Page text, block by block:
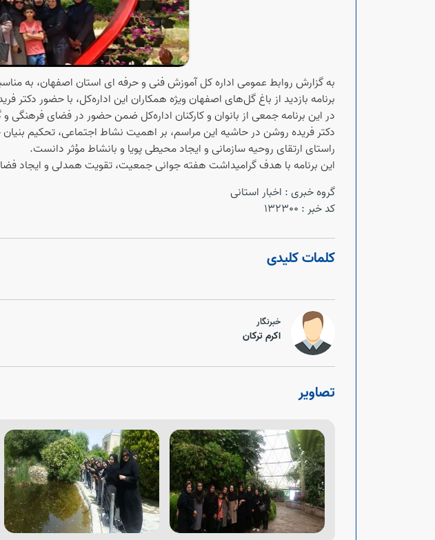
به گزارش روابط عمومی اداره کل آموزش فنی و حرفه ای استان اصفهان، به
برنامه بازدید از باغ گل‌های اصفهان ویژه همکاران این اداره‌کل، با حضور
در این برنامه جمعی از بانوان و کارکنان اداره‌کل ضمن حضور در فضای
دکتر فریده روشن در حاشیه این مراسم، بر اهمیت نشاط اجتماعی، تحکیم بنیان
راستای ارتقای روحیه سازمانی و ایجاد محیطی پویا و بانشاط مؤثر دانست.
این برنامه با هدف گرامیداشت هفته جوانی جمعیت، تقویت همدلی و ایجاد
گروه خبری : اخبار استانی
کد خبر : 132300
کلمات کلیدی
خبرنگار
اکرم ترکان
تصاویر